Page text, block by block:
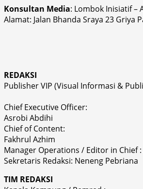
Konsultan Media: Lombok Inisiatif –
Alamat: Jalan Bhanda Sraya 23 Griya
REDAKSI
Publisher VIP (Visual Informasi &
Chief Executive Officer:
Asrobi Abdihi
Chief of Content:
Fakhrul Azhim
Manager Operations / Editor in Chief
Sekretaris Redaksi: Neneng Pebriana
TIM REDAKSI